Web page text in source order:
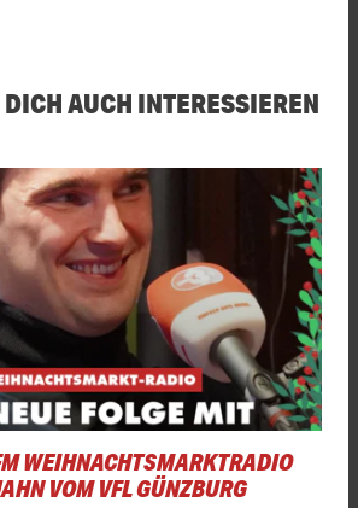
AUCH INTERESSIEREN
WEIHNACHTSMARKTRADIO
VOM VFL GÜNZBURG